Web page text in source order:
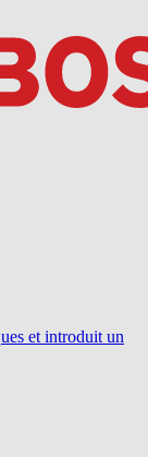
et introduit un